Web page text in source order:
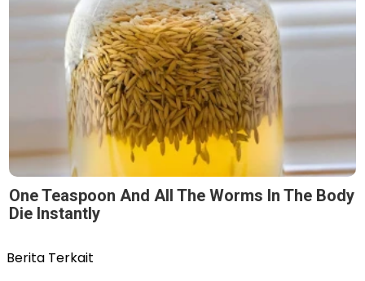
One Teaspoon And All The Worms In The Body
Die Instantly
Berita Terkait